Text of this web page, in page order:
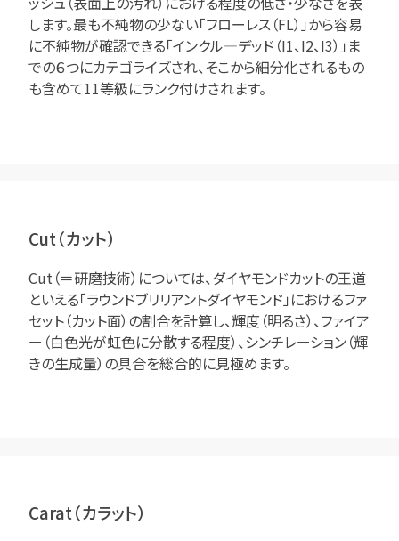
します。最も不純物の少ない「フローレス（FL）」から容易
に不純物が確認できる「インクル―デッド（I1、I2、I3）」ま
での６つにカテゴライズされ、そこから細分化されるもの
も含めて11等級にランク付けされます。
Cut（カット）
Cut（＝研磨技術）については、ダイヤモンドカットの王道
といえる「ラウンドブリリアントダイヤモンド」におけるファ
セット（カット面）の割合を計算し、輝度（明るさ）、ファイア
ー（白色光が虹色に分散する程度）、シンチレーション（輝
きの生成量）の具合を総合的に見極めます。
Carat（カラット）